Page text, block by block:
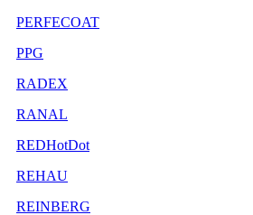
PERFECOAT
PPG
RADEX
RANAL
REDHotDot
REHAU
REINBERG